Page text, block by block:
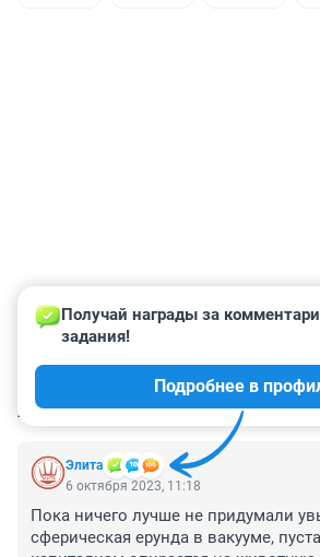
КОММЕНТАРИИ 51
Элита
Получай награды за
задания!
Подробнее в
6 октября 2023, 11:18
Пока ничего лучше не придумали
сферическая ерунда в вакууме,